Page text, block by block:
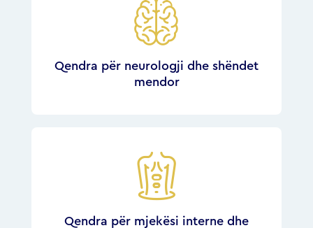
Qendra për neurologji dhe shëndet
mendor
Qendra për mjekësi interne dhe